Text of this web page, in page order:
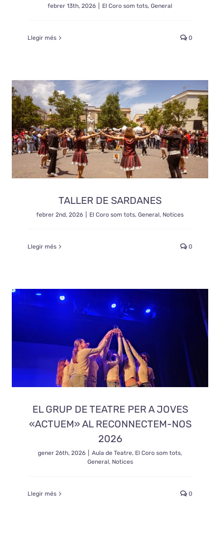
febrer 13th, 2026 El Coro som tots, General
Llegir més 0
TALLER DE SARDANES
febrer 2nd, 2026 El Coro som tots, General, Notices
Llegir més 0
EL GRUP DE TEATRE PER A JOVES
«ACTUEM» AL RECONNECTEM-NOS
2026
gener 26th, 2026 Aula de Teatre, El Coro som tots,
General, Notices
Llegir més 0